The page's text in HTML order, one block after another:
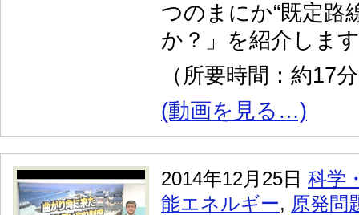
つのまにか“既定路
か？」を紹介しま
（所要時間：約17
(動画を見る…)
2014年12月25日 科学
能エネルギー, 原発問